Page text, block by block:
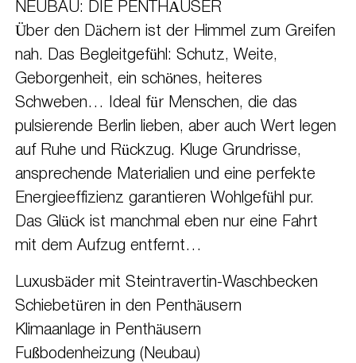
NEUBAU: DIE PENTHÄUSER
Über den Dächern ist der Himmel zum Greifen
nah. Das Begleitgefühl: Schutz, Weite,
Geborgenheit, ein schönes, heiteres
Schweben… Ideal für Menschen, die das
pulsierende Berlin lieben, aber auch Wert legen
auf Ruhe und Rückzug. Kluge Grundrisse,
ansprechende Materialien und eine perfekte
Energieeffizienz garantieren Wohlgefühl pur.
Das Glück ist manchmal eben nur eine Fahrt
mit dem Aufzug entfernt…
Luxusbäder mit Steintravertin-Waschbecken
Schiebetüren in den Penthäusern
Klimaanlage in Penthäusern
Fußbodenheizung (Neubau)